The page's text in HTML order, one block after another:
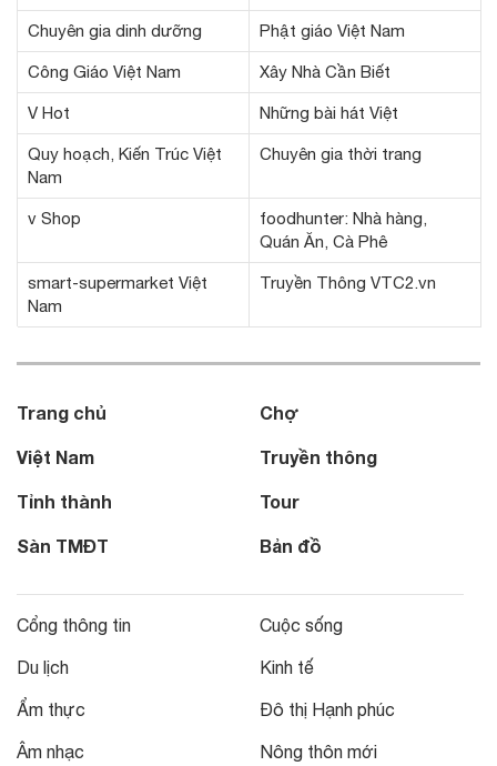
Chuyên gia dinh dưỡng Phật giáo Việt Nam
Công Giáo Việt Nam Xây Nhà Cần Biết
V Hot Những bài hát Việt
Quy hoạch, Kiến Trúc Việt
Nam
Chuyên gia thời trang
v Shop
foodhunter: Nhà hàng,
Quán Ăn, Cà Phê
smart-supermarket Việt
Nam
Truyền Thông VTC2.vn
Trang chủ
Việt Nam
Tỉnh thành
Sàn TMĐT
Chợ
Truyền thông
Tour
Bản đồ
Cổng thông tin
Du lịch
Ẩm thực
Âm nhạc
Cuộc sống
Kinh tế
Đô thị Hạnh phúc
Nông thôn mới